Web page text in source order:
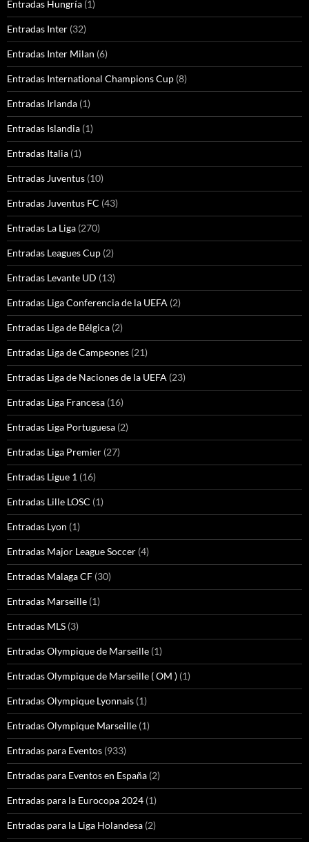
Entradas Hungría (1)
Entradas Inter (32)
Entradas Inter Milan (6)
Entradas International Champions Cup (8)
Entradas Irlanda (1)
Entradas Islandia (1)
Entradas Italia (1)
Entradas Juventus (10)
Entradas Juventus FC (43)
Entradas La Liga (270)
Entradas Leagues Cup (2)
Entradas Levante UD (13)
Entradas Liga Conferencia de la UEFA (2)
Entradas Liga de Bélgica (2)
Entradas Liga de Campeones (21)
Entradas Liga de Naciones de la UEFA (23)
Entradas Liga Francesa (16)
Entradas Liga Portuguesa (2)
Entradas Liga Premier (27)
Entradas Ligue 1 (16)
Entradas Lille LOSC (1)
Entradas Lyon (1)
Entradas Major League Soccer (4)
Entradas Malaga CF (30)
Entradas Marseille (1)
Entradas MLS (3)
Entradas Olympique de Marseille (1)
Entradas Olympique de Marseille ( OM ) (1)
Entradas Olympique Lyonnais (1)
Entradas Olympique Marseille (1)
Entradas para Eventos (933)
Entradas para Eventos en España (2)
Entradas para la Eurocopa 2024 (1)
Entradas para la Liga Holandesa (2)